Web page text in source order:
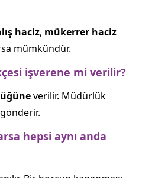
haciz, mükerrer haciz
mümkündür.
işverene mi verilir?
verilir. Müdürlük
gönderir.
hepsi aynı anda